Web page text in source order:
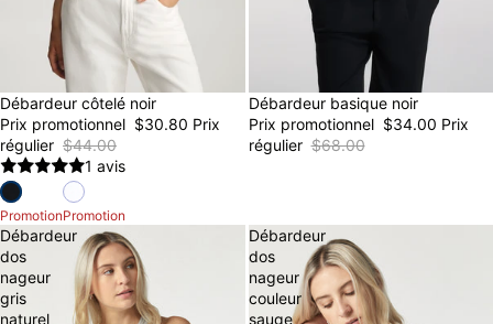
30% OFF
Débardeur côtelé noir
Prix promotionnel $30.80 Prix
régulier $44.00
1 avis
PromotionPromotion
50% OFF
FINAL SALE
Débardeur basique noir
Prix promotionnel $34.00 Prix
régulier $68.00
Débardeur
dos
nageur
gris
naturel
Débardeur
dos
nageur
couleur
sauge